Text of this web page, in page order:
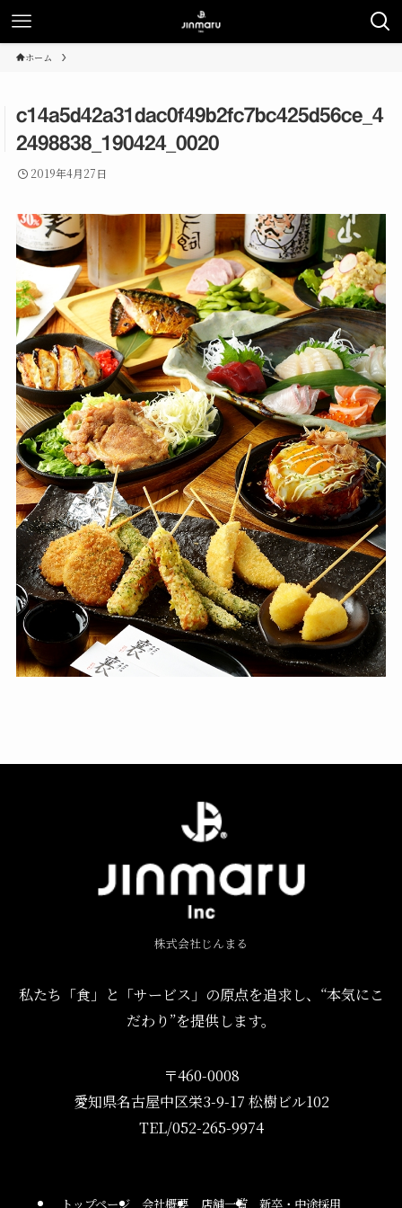
ホーム
c14a5d42a31dac0f49b2fc7bc425d56ce_4
2498838_190424_0020
2019年4月27日
株式会社じんまる
私たち「食」と「サービス」の原点を追求し、“本気にこ
だわり”を提供します。
〒460-0008
愛知県名古屋中区栄3-9-17 松樹ビル102
TEL/052-265-9974
トップページ 会社概要 店舗一覧 新卒・中途採用